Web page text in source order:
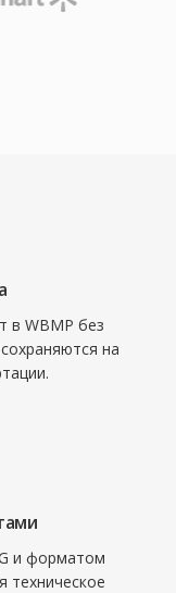
в WBMP без
на
и форматом
техническое